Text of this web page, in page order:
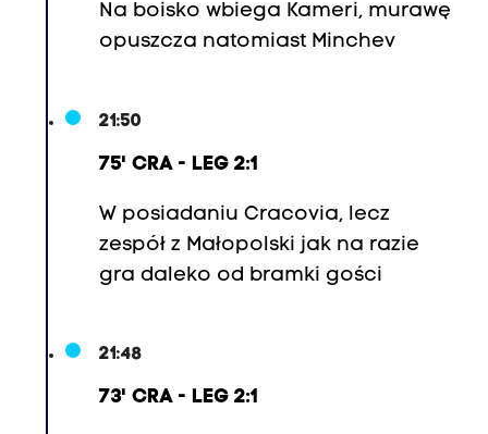
Na boisko wbiega Kameri, murawę
opuszcza natomiast Minchev
21:50
75' CRA - LEG 2:1
W posiadaniu Cracovia, lecz
zespół z Małopolski jak na razie
gra daleko od bramki gości
21:48
73' CRA - LEG 2:1